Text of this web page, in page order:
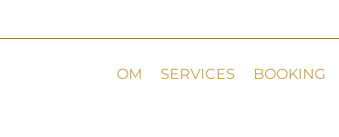
OM SERVICES BOOKING